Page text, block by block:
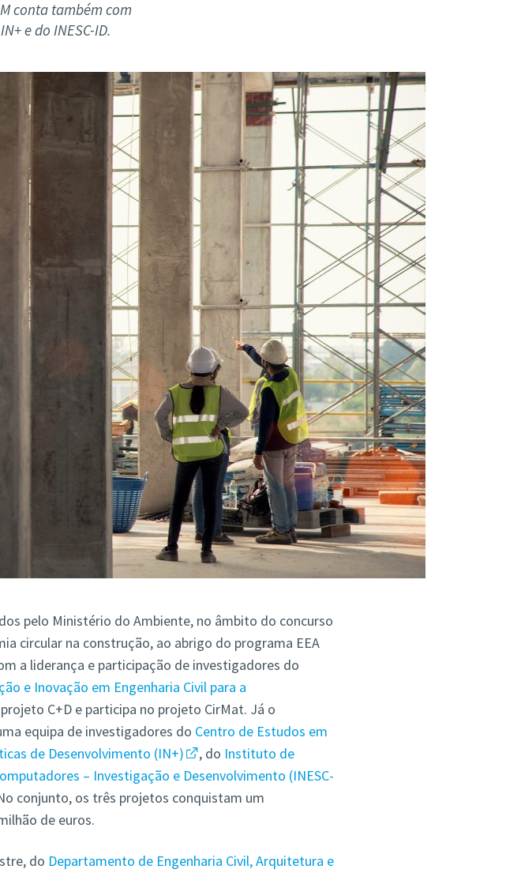
conta também com
e do INESC-ID.
pelo Ministério do Ambiente, no âmbito do concurso
circular na construção, ao abrigo do programa EEA
a liderança e participação de investigadores do
e Inovação em Engenharia Civil para a
C+D e participa no projeto CirMat. Já o
equipa de investigadores do Centro de Estudos em
de Desenvolvimento (IN+)
, do Instituto de
– Investigação e Desenvolvimento (INESC-
conjunto, os três projetos conquistam um
de euros.
do Departamento de Engenharia Civil, Arquitetura e